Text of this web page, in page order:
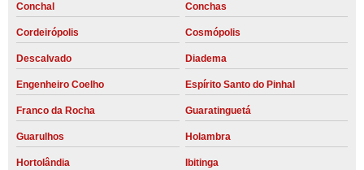
Conchal Conchas
Cordeirópolis Cosmópolis
Descalvado Diadema
Engenheiro Coelho Espírito Santo do Pinhal
Franco da Rocha Guaratinguetá
Guarulhos Holambra
Hortolândia Ibitinga